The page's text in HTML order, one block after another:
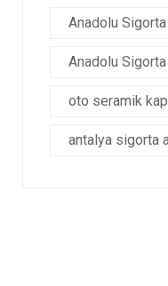
Anadolu
Anadolu
oto seramik
antalya sigorta